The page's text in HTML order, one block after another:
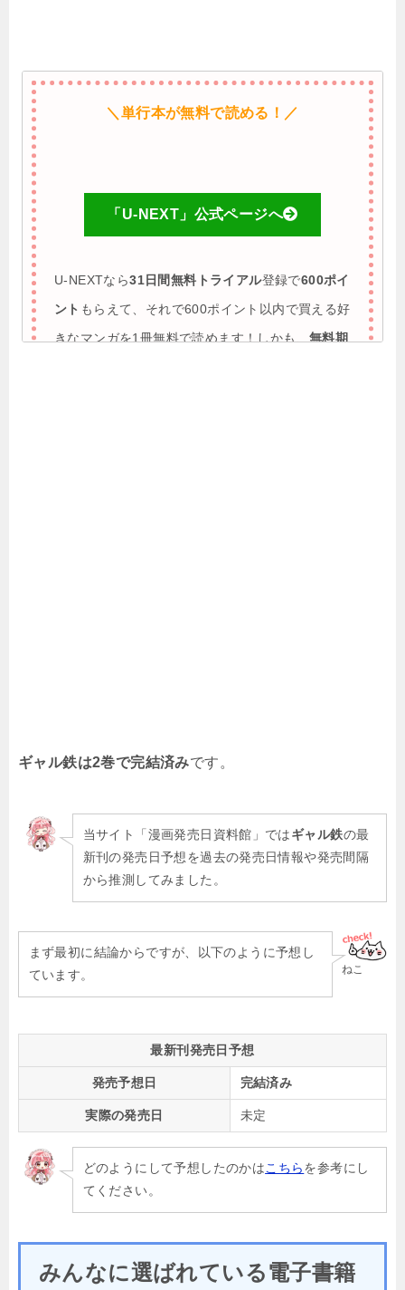
＼単行本が無料で読める！／
「U-NEXT」公式ページへ
U-NEXTなら31日間無料トライアル登録で600ポイ
ント もらえて、それで600ポイント以内で買える好
きなマンガを1冊無料で読めます！しかも、無料期
ギャル鉄は2巻で完結済みです。
当サイト「漫画発売日資料館」ではギャル鉄の最
新刊の発売日予想を過去の発売日情報や発売間隔
から推測してみました。
ねこ
まず最初に結論からですが、以下のように予想し
ています。
最新刊発売日予想
発売予想日 完結済み
実際の発売日 未定
どのようにして予想したのかはこちらを参考にし
てください。
みんなに選ばれている電子書籍